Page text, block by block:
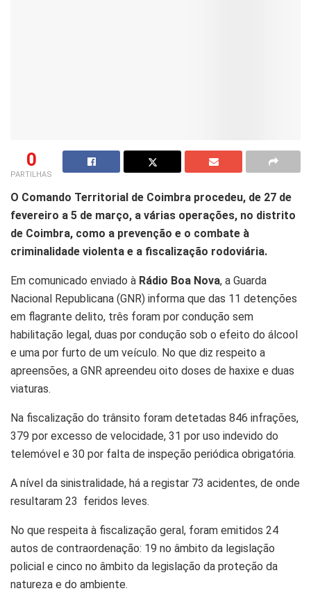
0
PARTILHAS
O Comando Territorial de Coimbra procedeu, de 27 de
fevereiro a 5 de março, a várias operações, no distrito
de Coimbra, como a prevenção e o combate à
criminalidade violenta e a fiscalização rodoviária.
Em comunicado enviado à Rádio Boa Nova, a Guarda
Nacional Republicana (GNR) informa que das 11 detenções
em flagrante delito, três foram por condução sem
habilitação legal, duas por condução sob o efeito do álcool
e uma por furto de um veículo. No que diz respeito a
apreensões, a GNR apreendeu oito doses de haxixe e duas
viaturas.
Na fiscalização do trânsito foram detetadas 846 infrações,
379 por excesso de velocidade, 31 por uso indevido do
telemóvel e 30 por falta de inspeção periódica obrigatória.
A nível da sinistralidade, há a registar 73 acidentes, de onde
resultaram 23 feridos leves.
No que respeita à fiscalização geral, foram emitidos 24
autos de contraordenação: 19 no âmbito da legislação
policial e cinco no âmbito da legislação da proteção da
natureza e do ambiente.